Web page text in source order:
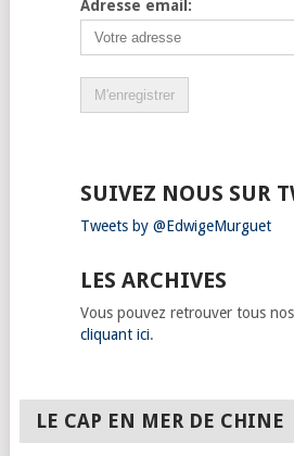
Adresse email:
SUIVEZ NOUS SUR
Tweets by @EdwigeMurguet
LES ARCHIVES
Vous pouvez retrouver tous
cliquant ici.
LE CAP EN MER DE CHINE